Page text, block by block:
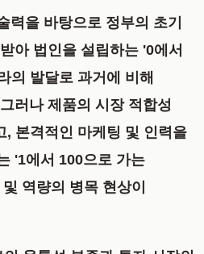
력을 바탕으로 정부의 초기
아 법인을 설립하는 '0에서
의 발달로 과거에 비해
러나 제품의 시장 적합성
, 본격적인 마케팅 및 인력을
'1에서 100으로 가는
역량의 병목 현상이